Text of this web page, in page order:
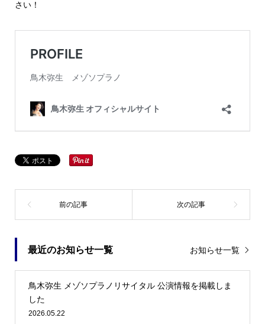
さい！
最近のお知らせ一覧 お知らせ一覧
鳥木弥生 メゾソプラノリサイタル 公演情報を掲載しま
した
2026.05.22